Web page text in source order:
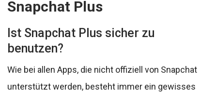
Snapchat Plus
Ist Snapchat Plus sicher zu
benutzen?
Wie bei allen Apps, die nicht offiziell von Snapchat
unterstützt werden, besteht immer ein gewisses